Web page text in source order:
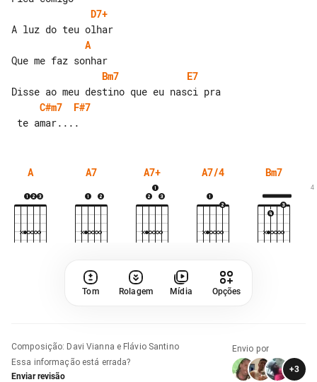
D7+
A
Bm7
E7
C#m7
F#7
A A7 A7+ A7/4 Bm7
4
Tom Rolagem Mídia Opções
Composição: Davi Vianna e Flávio Santino
Essa informação está errada?
Enviar revisão
Envio por
+3